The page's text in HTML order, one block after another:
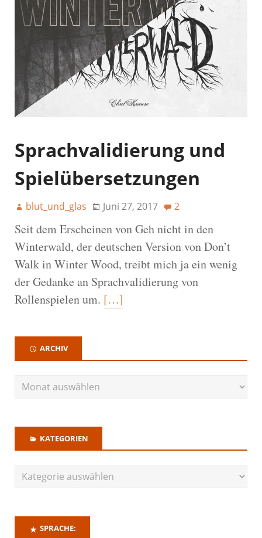
Sprachvalidierung und
Spielübersetzungen
blut_und_glas Juni 27, 2017 2
Seit dem Erscheinen von Geh nicht in den
Winterwald, der deutschen Version von Don’t
Walk in Winter Wood, treibt mich ja ein wenig
der Gedanke an Sprachvalidierung von
Rollenspielen um. […]
ARCHIV
KATEGORIEN
SPRACHE: